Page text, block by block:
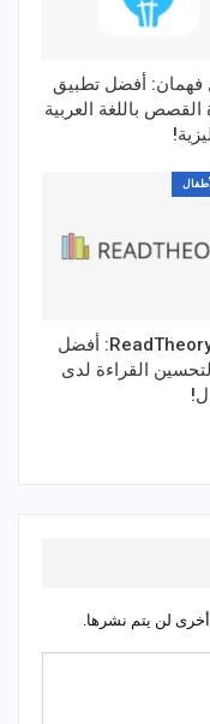
فهمان: أفضل تطبيق
القصص باللغة العربية
موقع ReadTheory: أفضل
القراءة لدى
لن يتم نشرها.